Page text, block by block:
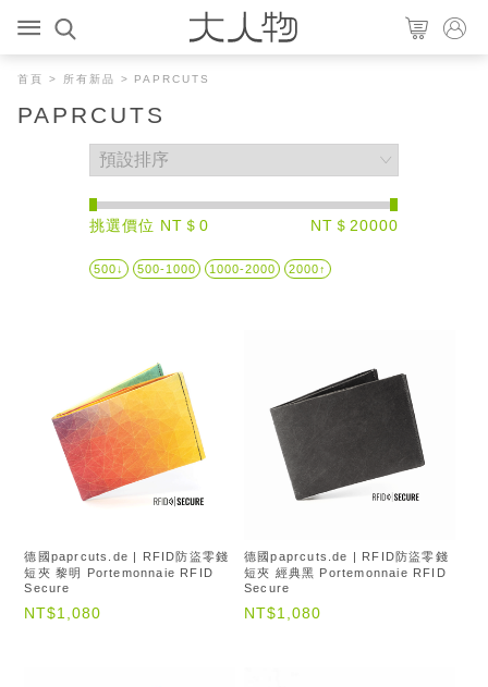
首頁 > 所有新品 > PAPRCUTS
PAPRCUTS
挑選價位 NT＄0 NT＄20000
500↓ 500-1000 1000-2000 2000↑
德國paprcuts.de | RFID防盜零錢
短夾 黎明 Portemonnaie RFID
Secure
NT$1,080
德國paprcuts.de | RFID防盜零錢
短夾 經典黑 Portemonnaie RFID
Secure
NT$1,080